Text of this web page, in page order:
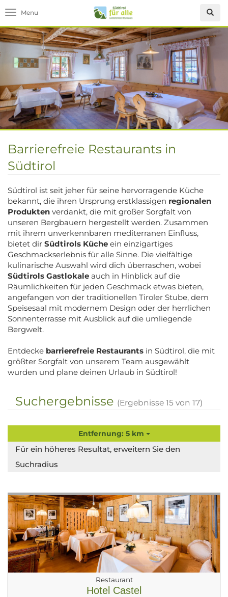
Toggle navigation
Barrierefreie Restaurants in
Südtirol
Südtirol ist seit jeher für seine hervorragende Küche
bekannt, die ihren Ursprung erstklassigen regionalen
Produkten verdankt, die mit großer Sorgfalt von
unseren Bergbauern hergestellt werden. Zusammen
mit ihrem unverkennbaren mediterranen Einfluss,
bietet dir Südtirols Küche ein einzigartiges
Geschmackserlebnis für alle Sinne. Die vielfältige
kulinarische Auswahl wird dich überraschen, wobei
Südtirols Gastlokale auch in Hinblick auf die
Räumlichkeiten für jeden Geschmack etwas bieten,
angefangen von der traditionellen Tiroler Stube, dem
Speisesaal mit modernem Design oder der herrlichen
Sonnenterrasse mit Ausblick auf die umliegende
Bergwelt.
Entdecke barrierefreie Restaurants in Südtirol, die mit
größter Sorgfalt von unserem Team ausgewählt
wurden und plane deinen Urlaub in Südtirol!
Suchergebnisse (Ergebnisse 15 von 17)
Entfernung: 5 km
Für ein höheres Resultat, erweitern Sie den
Suchradius
Restaurant
Hotel Castel